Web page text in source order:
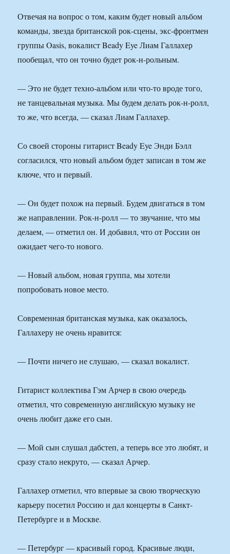
Отвечая на вопрос о том, каким будет новый альбом
команды, звезда британской рок-сцены, экс-фронтмен
группы Oasis, вокалист Beady Eye Лиам Галлахер
пообещал, что он точно будет рок-н-рольным.
— Это не будет техно-альбом или что-то вроде того,
не танцевальная музыка. Мы будем делать рок-н-ролл,
то же, что всегда, — сказал Лиам Галлахер.
Со своей стороны гитарист Beady Eye Энди Бэлл
согласился, что новый альбом будет записан в том же
ключе, что и первый.
— Он будет похож на первый. Будем двигаться в том
же направлении. Рок-н-ролл — то звучание, что мы
делаем, — отметил он. И добавил, что от России он
ожидает чего-то нового.
— Новый альбом, новая группа, мы хотели
попробовать новое место.
Современная британская музыка, как оказалось,
Галлахеру не очень нравится:
— Почти ничего не слушаю, — сказал вокалист.
Гитарист коллектива Гэм Арчер в свою очередь
отметил, что современную английскую музыку не
очень любит даже его сын.
— Мой сын слушал дабстеп, а теперь все это любят, и
сразу стало некруто, — сказал Арчер.
Галлахер отметил, что впервые за свою творческую
карьеру посетил Россию и дал концерты в Санкт-
Петербурге и в Москве.
— Петербург — красивый город. Красивые люди,